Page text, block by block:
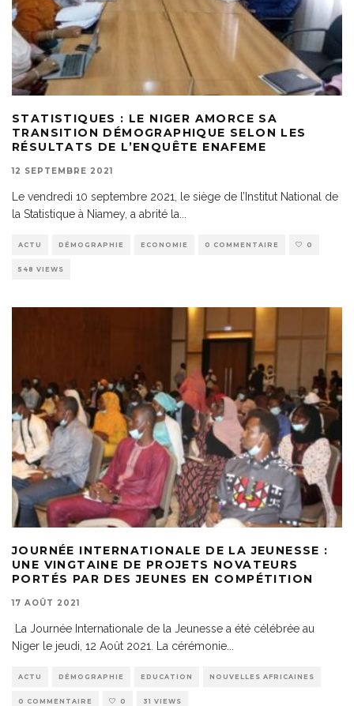
STATISTIQUES : LE NIGER AMORCE SA
TRANSITION DÉMOGRAPHIQUE SELON LES
RÉSULTATS DE L’ENQUÊTE ENAFEME
12 SEPTEMBRE 2021
Le vendredi 10 septembre 2021, le siège de l’Institut National de
la Statistique à Niamey, a abrité la...
ACTU DÉMOGRAPHIE ECONOMIE 0 COMMENTAIRE 0
548 VIEWS
JOURNÉE INTERNATIONALE DE LA JEUNESSE :
UNE VINGTAINE DE PROJETS NOVATEURS
PORTÉS PAR DES JEUNES EN COMPÉTITION
17 AOÛT 2021
La Journée Internationale de la Jeunesse a été célébrée au
Niger le jeudi, 12 Août 2021. La cérémonie
ACTU DÉMOGRAPHIE EDUCATION NOUVELLES AFRICAINES
0 COMMENTAIRE 0 31 VIEWS